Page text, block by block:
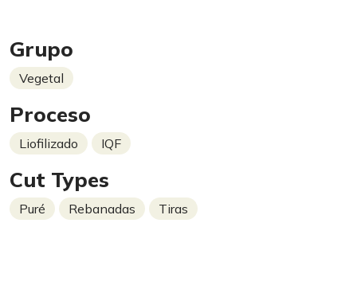
Grupo
Vegetal
Proceso
Liofilizado IQF
Cut Types
Puré Rebanadas Tiras